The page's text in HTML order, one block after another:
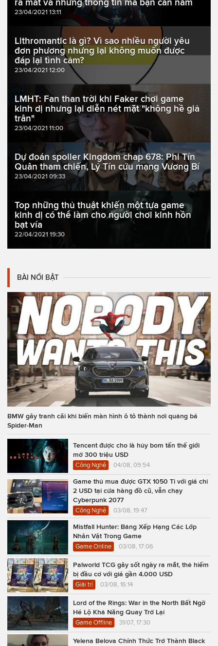
ra mắt và những thông tin mà bạn cần nắm
23/04/2021 13:11
Lithromantic là gì? Vì sao nhiều người yêu
đơn phương nhưng lại không muốn được
đáp lại tình cảm?
23/04/2021 12:00
LMHT: Fan than trời khi Faker chơi game
kinh dị nhưng lại diễn nét mặt "không hề giả
trân"
23/04/2021 11:00
Dự đoán spoiler Kingdom chap 678: Phi Tín
Quân tham chiến, Lý Tín cứu mạng Vương Bí
23/04/2021 09:33
Top những thủ thuật khiến một tựa game
kinh dị có thể làm cho người chơi kinh hồn
bạt vía
22/04/2021 19:30
BÀI NỔI BẬT
BMW gây tranh cãi khi biến màn hình ô tô thành nơi quảng bá
Spider-Man
Tencent được cho là hủy bom tấn thế giới
mở 300 triệu USD
Công Nghệ 04/08, 09:54
Game thủ mua được GTX 1050 Ti với giá chỉ
2 USD tại cửa hàng đồ cũ, vẫn chạy
Cyberpunk 2077
Công Nghệ 03/08, 19:47
Mistfall Hunter: Bảng Xếp Hạng Các Lớp
Nhân Vật Trong Game
Game Online 03/08, 17:06
Palworld TCG gây sốt ngày ra mắt, thẻ hiếm
bị đầu cơ với giá gần 4.000 USD
Giải trí 03/08, 16:14
Lord of the Rings: War in the North Bất Ngờ
Hé Lộ Khả Năng Quay Trở Lại
Game Offline 31/07, 17:30
Yelena Belova Chính Thức Trở Thành Black